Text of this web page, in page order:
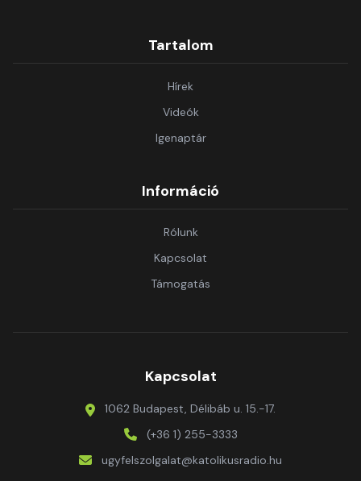
Tartalom
Hírek
Videók
Igenaptár
Információ
Rólunk
Kapcsolat
Támogatás
Kapcsolat
1062 Budapest, Délibáb u. 15.-17.
(+36 1) 255-3333
ugyfelszolgalat@katolikusradio.hu